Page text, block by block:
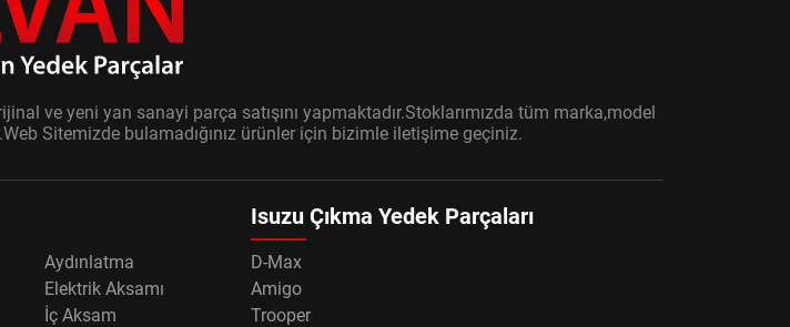
ve yeni yan sanayi parça satışını yapmaktadır.Stoklarımızda tüm marka,model
Sitemizde bulamadığınız ürünler için bizimle iletişime geçiniz.
Aydınlatma
Elektrik Aksamı
İç Aksam
Isuzu Çıkma Yedek Parçaları
D-Max
Amigo
Trooper